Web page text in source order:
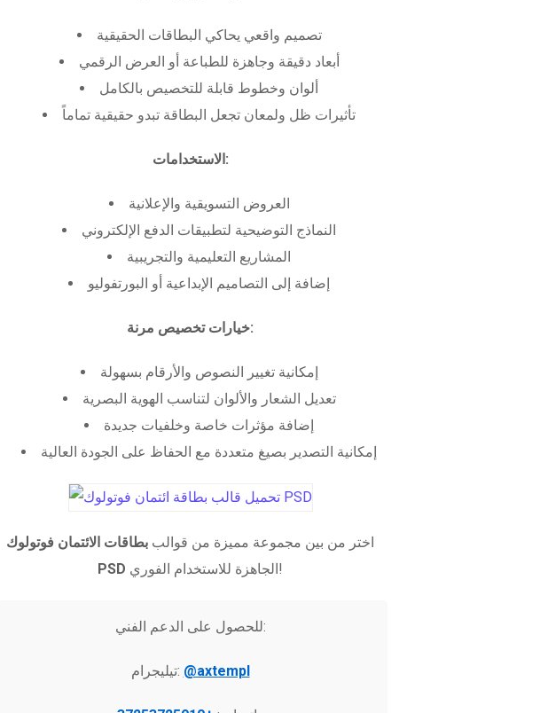
تصميم واقعي يحاكي البطاقات الحقيقية
أبعاد دقيقة وجاهزة للطباعة أو العرض الرقمي
ألوان وخطوط قابلة للتخصيص بالكامل
تأثيرات ظل ولمعان تجعل البطاقة تبدو حقيقية تماماً
الاستخدامات:
العروض التسويقية والإعلانية
النماذج التوضيحية لتطبيقات الدفع الإلكتروني
المشاريع التعليمية والتجريبية
إضافة إلى التصاميم الإبداعية أو البورتفوليو
خيارات تخصيص مرنة:
إمكانية تغيير النصوص والأرقام بسهولة
تعديل الشعار والألوان لتناسب الهوية البصرية
إضافة مؤثرات خاصة وخلفيات جديدة
إمكانية التصدير بصيغ متعددة مع الحفاظ على الجودة العالية
اختر من بين مجموعة مميزة من قوالب بطاقات الائتمان فوتولوك
PSD
الجاهزة للاستخدام الفوري!
للحصول على الدعم الفني:
تيليجرام: @axtempl